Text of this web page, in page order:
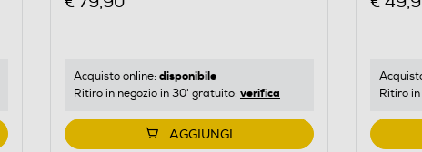
Acquisto online: disponibile
Ritiro in negozio in 30' gratuito: verifica
AGGIUNGI
Ritiro